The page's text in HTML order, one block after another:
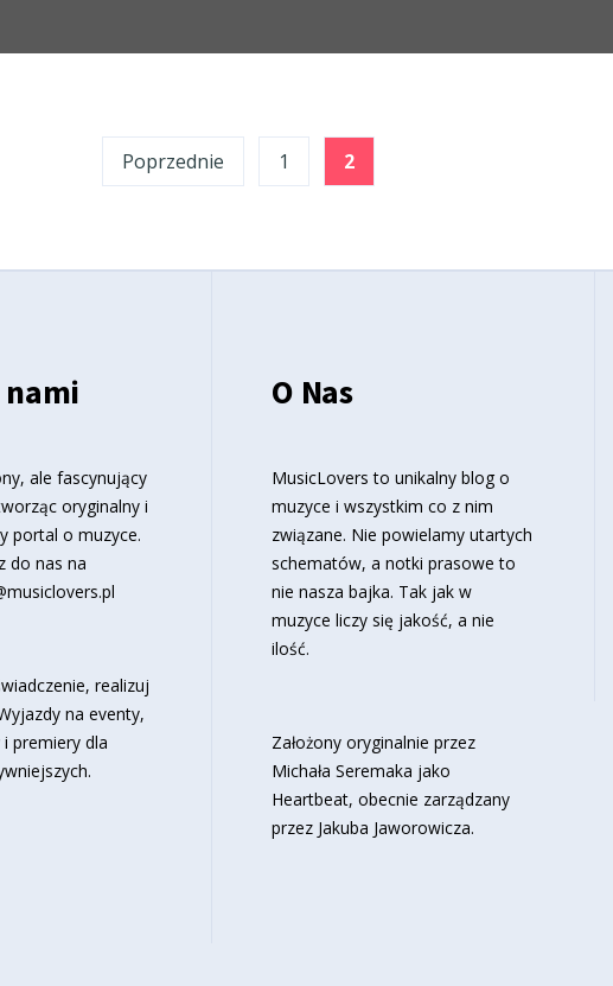
Poprzednie 1 2
nami
ale fascynujący
oryginalny i
portal o muzyce.
do nas na
realizuj
na eventy,
premiery dla
O Nas
MusicLovers to unikalny blog o
muzyce i wszystkim co z nim
związane. Nie powielamy utartych
schematów, a notki prasowe to
nie nasza bajka. Tak jak w
muzyce liczy się jakość, a nie
ilość.
Założony oryginalnie przez
Michała Seremaka jako
Heartbeat, obecnie zarządzany
przez Jakuba Jaworowicza.